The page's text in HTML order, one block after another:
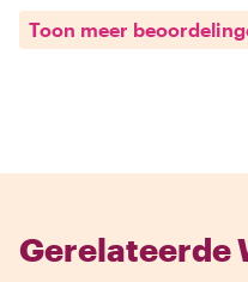
Toon meer
Gerelateerde